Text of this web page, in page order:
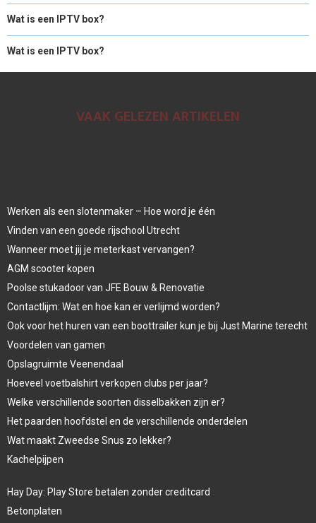
Wat is een IPTV box?
Wat is een IPTV box?
VAAK GELEZEN ARTIKELEN
Werken als een slotenmaker – Hoe word je één
Vinden van een goede rijschool Utrecht
Wanneer moet jij je meterkast vervangen?
AGM scooter kopen
Poolse stukadoor van JFE Bouw & Renovatie
Contactlijm: Wat en hoe kan er verlijmd worden?
Ook voor het huren van een boottrailer kun je bij Just Marine terecht
Voordelen van gamen
Opslagruimte Veenendaal
Hoeveel voetbalshirt verkopen clubs per jaar?
Welke verschillende soorten disselbakken zijn er?
Het paarden hoofdstel en de verschillende onderdelen
Wat maakt Zweedse Snus zo lekker?
Kachelpijpen
Hay Day: Play Store betalen zonder creditcard
Betonplaten